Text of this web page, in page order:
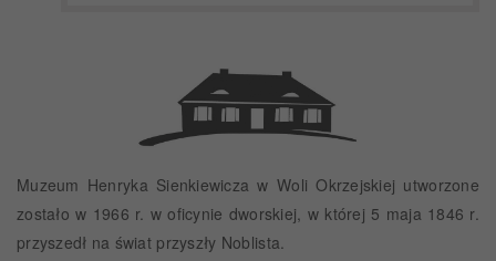
Muzeum Henryka Sienkiewicza w Woli Okrzejskiej utworzone
zostało w 1966 r. w oficynie dworskiej, w której 5 maja 1846 r.
przyszedł na świat przyszły Noblista.